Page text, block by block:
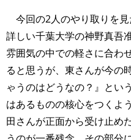
今回の2人のやり取りを
詳しい千葉大学の神野真吾
雰囲気の中での軽さに合わ
ると思うが、東さんが今の
ゃうのはどうなの？』とい
はあるものの核心をつくよ
田さんが正面から受け止め